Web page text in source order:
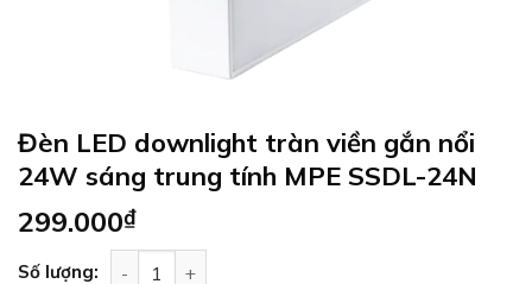
Đèn LED downlight tràn viền gắn nổi
24W sáng trung tính MPE SSDL-24N
299.000₫
Số lượng: